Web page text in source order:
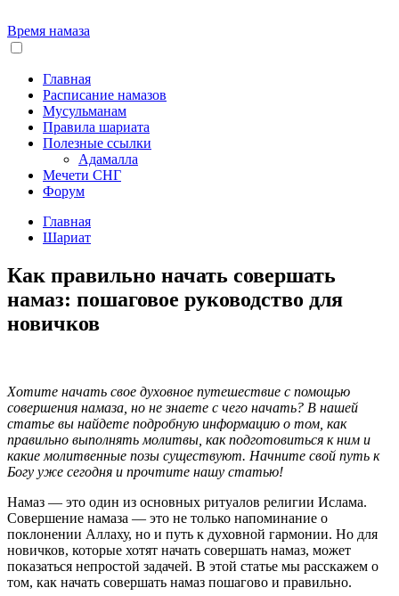
Время намаза
Главная
Расписание намазов
Мусульманам
Правила шариата
Полезные ссылки
Адамалла
Мечети СНГ
Форум
Главная
Шариат
Как правильно начать совершать
намаз: пошаговое руководство для
новичков
Хотите начать свое духовное путешествие с помощью
совершения намаза, но не знаете с чего начать? В нашей
статье вы найдете подробную информацию о том, как
правильно выполнять молитвы, как подготовиться к ним и
какие молитвенные позы существуют. Начните свой путь к
Богу уже сегодня и прочтите нашу статью!
Намаз — это один из основных ритуалов религии Ислама.
Совершение намаза — это не только напоминание о
поклонении Аллаху, но и путь к духовной гармонии. Но для
новичков, которые хотят начать совершать намаз, может
показаться непростой задачей. В этой статье мы расскажем о
том, как начать совершать намаз пошагово и правильно.